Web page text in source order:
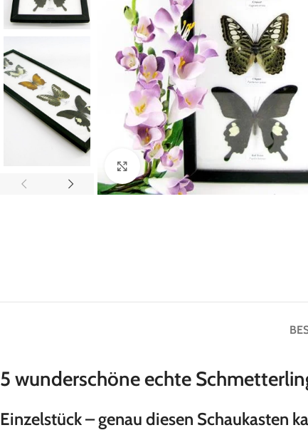
Click to enlarge
5 wunderschöne echte
Einzelstück – genau diesen Schaukasten